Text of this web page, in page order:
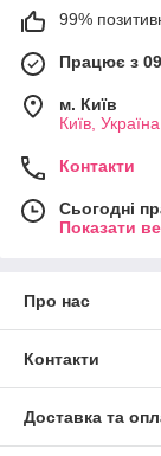
99%
Працює з
м. Київ
Київ, Україна
Контакти
Сьогодні
Показати
Про нас
Контакти
Доставка та